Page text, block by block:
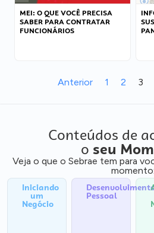
MEI: O QUE VOCÊ PRECISA
SABER PARA CONTRATAR
FUNCIONÁRIOS
Anterior 1 2 3
Conteúdos de
o seu
Veja o que o Sebrae tem para
momento:
Iniciando
um
Negócio
Pessoal